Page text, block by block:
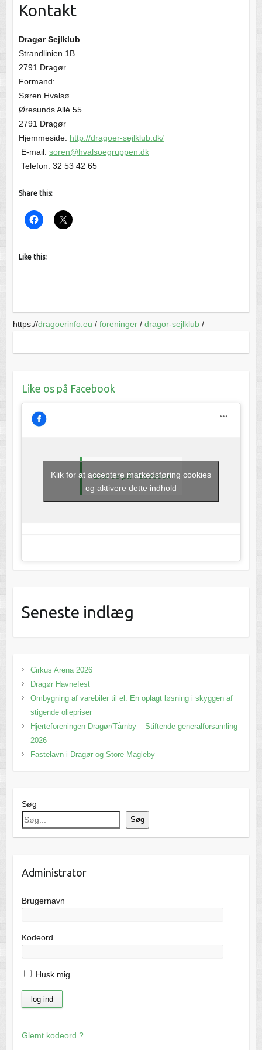
Kontakt
Dragør Sejlklub
Strandlinien 1B
2791 Dragør
Formand:
Søren Hvalsø
Øresunds Allé 55
2791 Dragør
Hjemmeside: http://dragoer-sejlklub.dk/
E-mail: soren@hvalsoegruppen.dk
Telefon: 32 53 42 65
Share this:
Like this:
https://dragoerinfo.eu / foreninger/ dragor-sejlklub/
Like os på Facebook
Like os på Facebook
Klik for at acceptere markedsføring cookies
og aktivere dette indhold
Seneste indlæg
Cirkus Arena 2026
Dragør Havnefest
Ombygning af varebiler til el: En oplagt løsning i skyggen af
stigende oliepriser
Hjerteforeningen Dragør/Tårnby – Stiftende generalforsamling
2026
Fastelavn i Dragør og Store Magleby
Søg
Søg
Administrator
Brugernavn
Kodeord
Husk mig
Glemt kodeord ?